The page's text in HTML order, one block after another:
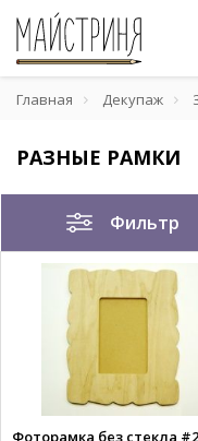
Главная Декупаж
РАЗНЫЕ РАМКИ
Фильтр
Фоторамка без стекла